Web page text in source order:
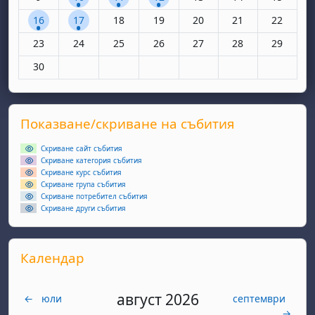
1 събитие, понеделник, 16 юни
16 1 събитие, вторник, 17 юни
17 Няма събития, сряда, 18 юни
18 Няма събития, четвъртък, 19 юни
19 Няма събития, петък, 20
20 Няма събития,
21 Няма
22
Няма събития, понеделник, 23 юни
23 Няма събития, вторник, 24 юни
24 Няма събития, сряда, 25 юни
25 Няма събития, четвъртък, 26 юни
26 Няма събития, петък, 27
27 Няма събития,
28 Няма
29
Няма събития, понеделник, 30 юни
30
Supplementary blocks
Прескочи Показване/скриване на събития
Показване/скриване на събития
Скриване сайт събития
Скриване категория събития
Скриване курс събития
Скриване група събития
Скриване потребител събития
Скриване други събития
Прескочи Календар
Календар
← юли август 2026
септември